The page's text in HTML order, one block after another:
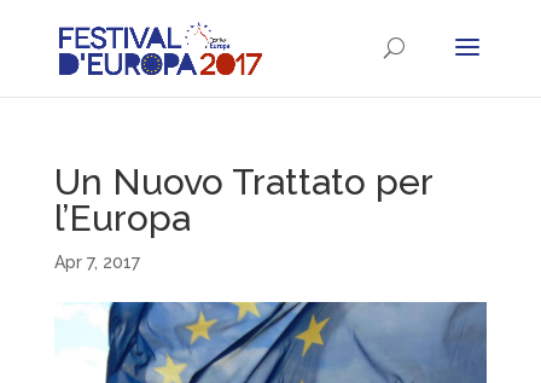
Un Nuovo Trattato per
l’Europa
Apr 7, 2017